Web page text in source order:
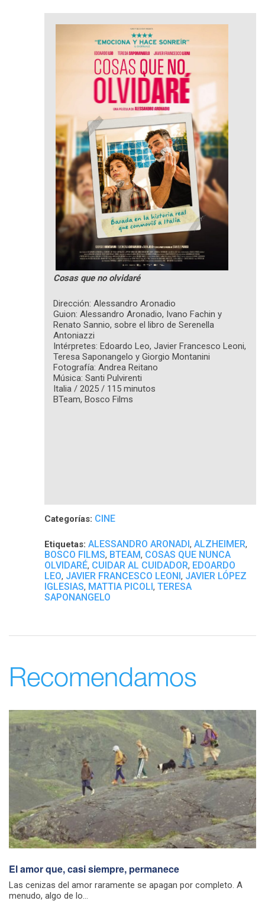
Cosas que no olvidaré
Dirección: Alessandro Aronadio
Guion: Alessandro Aronadio, Ivano Fachin y
Renato Sannio, sobre el libro de Serenella
Antoniazzi
Intérpretes: Edoardo Leo, Javier Francesco Leoni,
Teresa Saponangelo y Giorgio Montanini
Fotografía: Andrea Reitano
Música: Santi Pulvirenti
Italia / 2025 / 115 minutos
BTeam, Bosco Films
Categorías: CINE
Etiquetas: ALESSANDRO ARONADI, ALZHEIMER,
BOSCO FILMS, BTEAM, COSAS QUE NUNCA
OLVIDARÉ, CUIDAR AL CUIDADOR, EDOARDO
LEO, JAVIER FRANCESCO LEONI, JAVIER LÓPEZ
IGLESIAS, MATTIA PICOLI, TERESA
SAPONANGELO
Recomendamos
El amor que, casi siempre, permanece
Las cenizas del amor raramente se apagan por completo. A
menudo, algo de lo...